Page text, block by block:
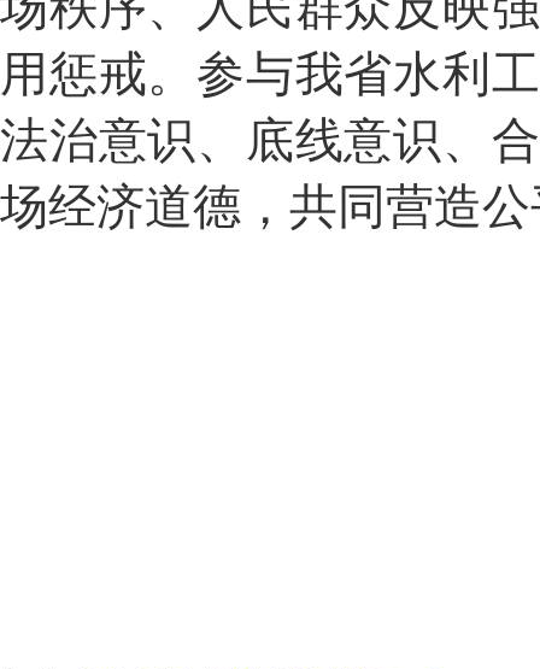
用惩戒。参与我省水利
法治意识、底线意识、
场经济道德，共同营造